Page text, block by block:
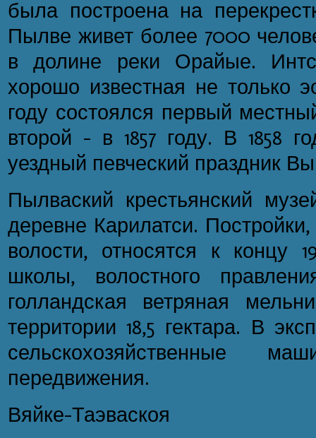
была построена на
Пылве живет более 7000
в долине реки Орайые.
хорошо известная не только
году состоялся первый
второй - в 1857 году. В 1858
уездный певческий праздник
Пылваский крестьянский
деревне Карилатси.
волости, относятся к концу
школы, волостного
голландская ветряная
территории 18,5 гектара. В
сельскохозяйственные
передвижения.
Вяйке-Таэваскоя